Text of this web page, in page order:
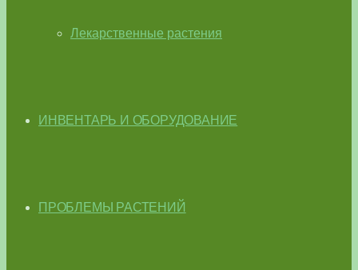
Лекарственные растения
ИНВЕНТАРЬ И ОБОРУДОВАНИЕ
ПРОБЛЕМЫ РАСТЕНИЙ